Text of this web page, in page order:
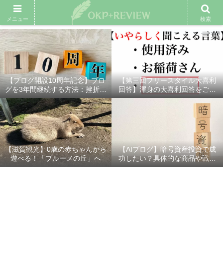
雑記ブログ プロフィール 余興動画 ベスト大喜利 スポ
【ブログ開設10周年記念】ブロ
グを3年間継続する方法：挫折し
ないための7つの秘訣
【第三回フリースタイル大喜利
回答】渾身の大喜利回答をご紹
介！
【滋賀観光】0歳の赤ちゃんから
遊べる！「ブルーメの丘」へ
【AIブログ】暗号資産投資で成
功したい？具体的な商品や戦略
を分かりやすく解説！
メニュー 検索